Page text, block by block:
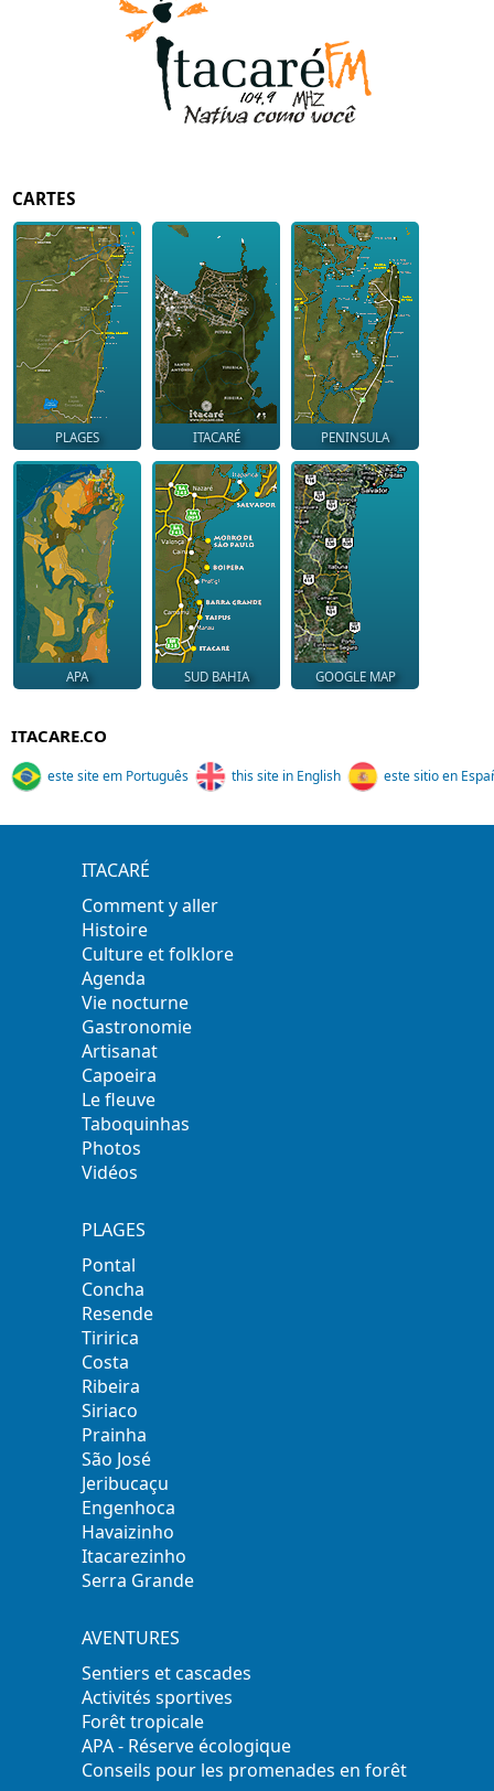
CARTES
PLAGES ITACARÉ PENINSULA
APA SUD BAHIA GOOGLE MAP
ITACARE.CO
este site em Português this site in English este sitio en
ITACARÉ
Comment y aller
Histoire
Culture et folklore
Agenda
Vie nocturne
Gastronomie
Artisanat
Capoeira
Le fleuve
Taboquinhas
Photos
Vidéos
PLAGES
Pontal
Concha
Resende
Tiririca
Costa
Ribeira
Siriaco
Prainha
São José
Jeribucaçu
Engenhoca
Havaizinho
Itacarezinho
Serra Grande
AVENTURES
Sentiers et cascades
Activités sportives
Forêt tropicale
APA - Réserve écologique
Conseils pour les promenades en forêt